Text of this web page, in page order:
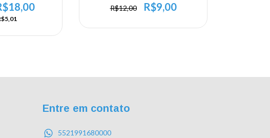
R$12,00 R$9,00
Entre em contato
5521991680000